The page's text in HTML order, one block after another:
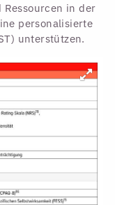
in der
personalisierte
unterstützen.